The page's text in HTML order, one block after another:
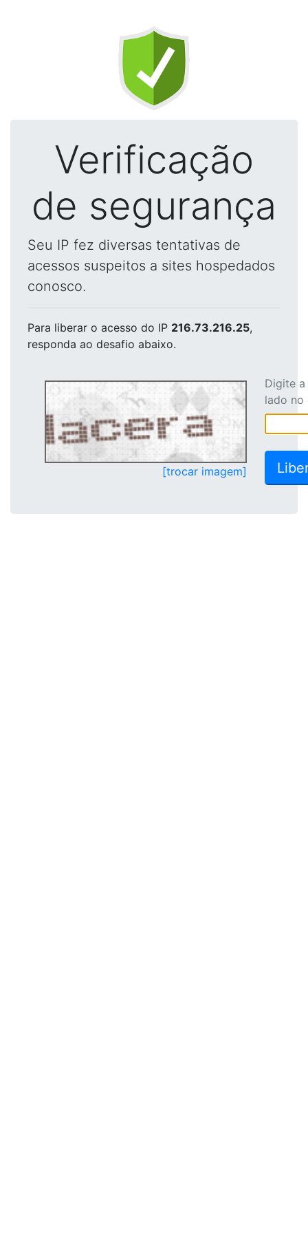
Verificação
de segurança
Seu IP fez diversas tentativas de
acessos suspeitos a sites hospedados
conosco.
Para liberar o acesso do IP 216.73.216.25,
responda ao desafio abaixo.
[trocar imagem]
Digite
lado no